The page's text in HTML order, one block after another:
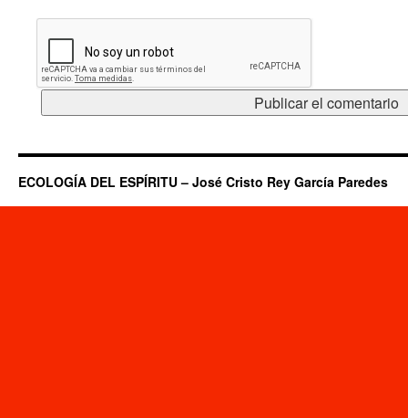
ECOLOGÍA DEL ESPÍRITU – José Cristo Rey García Paredes